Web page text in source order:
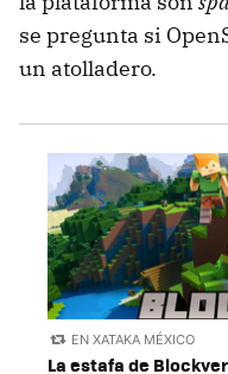
se pregunta si
un atolladero.
EN XATAKA MÉXICO
La estafa de